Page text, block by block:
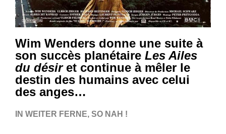
Wim Wenders donne une suite à
son succès planétaire Les Ailes
du désiret continue à mêler le
destin des humains avec celui
des anges…
IN WEITER FERNE, SO NAH !